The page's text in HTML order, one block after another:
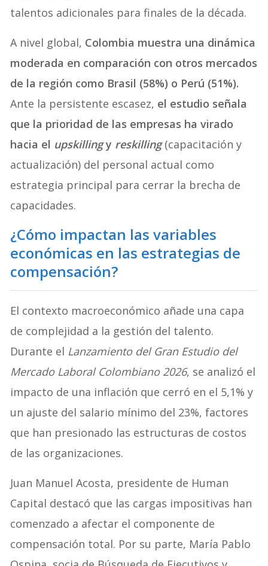
talentos adicionales para finales de la década.
A nivel global, Colombia muestra una dinámica
moderada en comparación con otros mercados
de la región como Brasil (58%) o Perú (51%).
Ante la persistente escasez, el estudio señala
que la prioridad de las empresas ha virado
hacia el upskillingy reskilling (capacitación y
actualización) del personal actual como
estrategia principal para cerrar la brecha de
capacidades.
¿Cómo impactan las variables
económicas en las estrategias de
compensación?
El contexto macroeconómico añade una capa
de complejidad a la gestión del talento.
Durante el Lanzamiento del Gran Estudio del
Mercado Laboral Colombiano 2026, se analizó el
impacto de una inflación que cerró en el 5,1% y
un ajuste del salario mínimo del 23%, factores
que han presionado las estructuras de costos
de las organizaciones.
Juan Manuel Acosta, presidente de Human
Capital destacó que las cargas impositivas han
comenzado a afectar el componente de
compensación total. Por su parte, María Pablo